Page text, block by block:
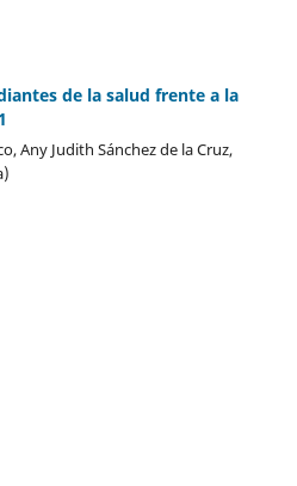
de la salud frente a la
Any Judith Sánchez de la Cruz,